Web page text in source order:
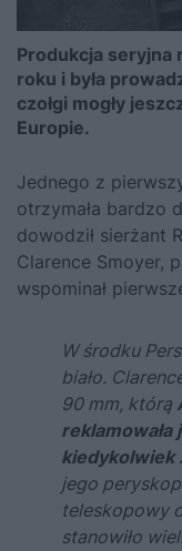
Produkcja seryjna
roku i była
czołgi mogły
Europie.
Jednego z
otrzymała bardzo
dowodził sierżant
Clarence Smoyer,
wspominał
W środku
biało.
90 mm, którą
reklamowała
kiedykolwiek
jego
teleskopowy
stanowiło